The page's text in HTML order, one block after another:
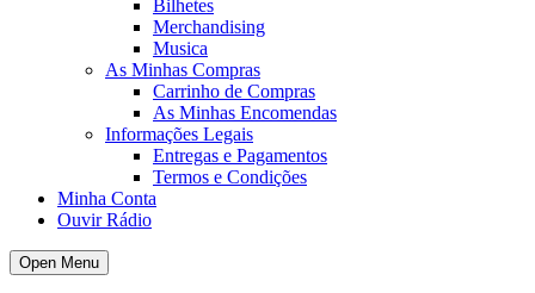
Bilhetes
Merchandising
Musica
As Minhas Compras
Carrinho de Compras
As Minhas Encomendas
Informações Legais
Entregas e Pagamentos
Termos e Condições
Minha Conta
Ouvir Rádio
Open Menu